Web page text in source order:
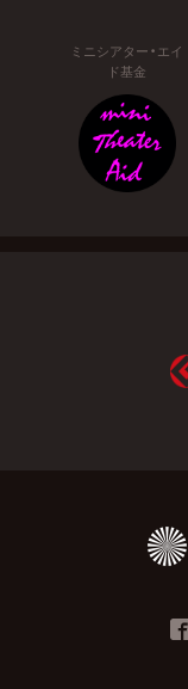
ミニシアター・エイ
ド基金